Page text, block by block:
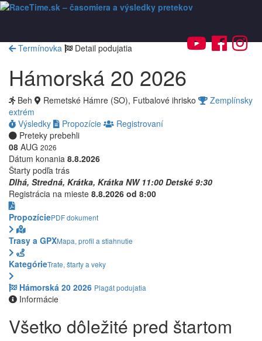
Termínovka Detail podujatia
Hámorská 20 2026
Beh Remetské Hámre (SO), Futbalové ihrisko
Zemplínsky
extrém
Výsledky
Propozície
Registrovaní
Preteky prebehli
08 AUG 2026
Dátum konania 8.8.2026
Štarty podľa trás
Dlhá, Stredná, Krátka, Krátka NW 11:00 Detské 9:30
Registrácia na mieste 8.8.2026 od 8:00
PropozíciePDF dokument
Trasy a GPXMapa, profil a stiahnutie
KategórieTrate, štarty a veky
Hámorská 20 2026 Plagát podujatia
Informácie
Všetko dôležité pred štartom